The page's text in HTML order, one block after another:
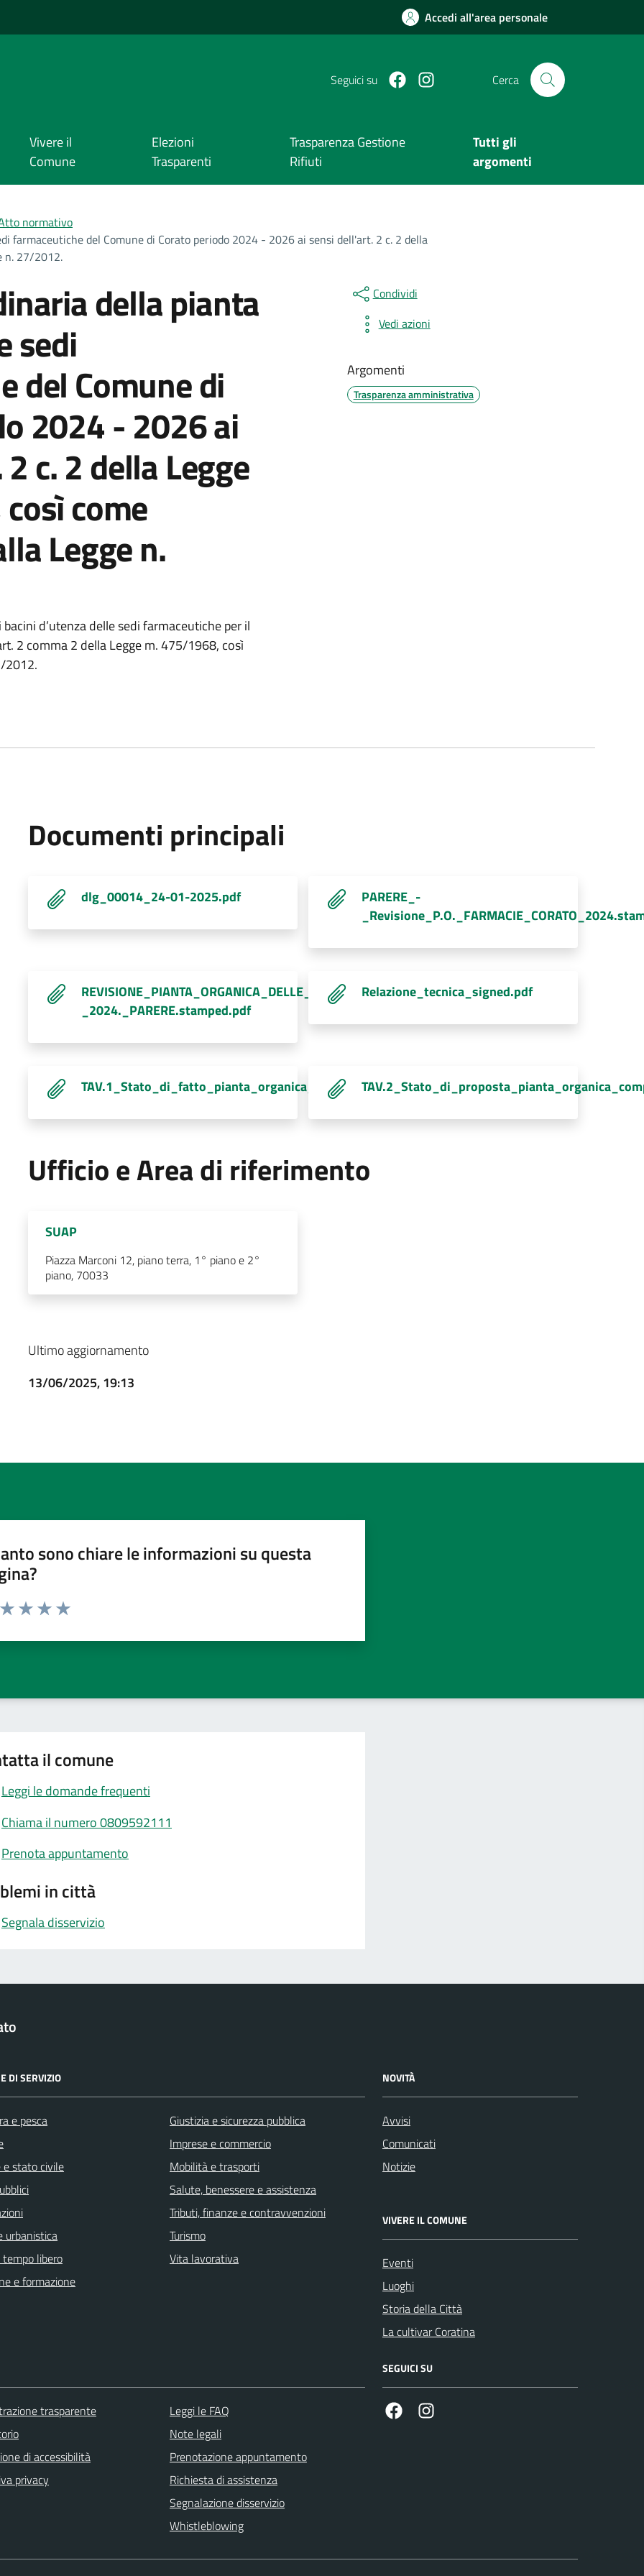
Accedi all'area personale
Seguici su FacebookInstagram Cerca
Vivere il
Comune
Elezioni
Trasparenti
Trasparenza Gestione
Rifiuti
Tutti gli
argomenti
normativo
farmaceutiche del Comune di Corato periodo 2024 - 2026 ai sensi dell'art. 2 c. 2 della
n. 27/2012.
della pianta
sedi
del Comune di
2024 - 2026 ai
c. 2 della Legge
come
Legge n.
d’utenza delle sedi farmaceutiche per il
2 comma 2 della Legge m. 475/1968, così
2012.
Condividi
Vedi azioni
Argomenti
Trasparenza amministrativa
Documenti principali
dlg_00014_24-01-2025.pdf
PARERE_-
REVISIONE_PIANTA_ORGANICA_DELLE_FARMACIE_DI_CORATO_-
_2024._PARERE.stamped.pdf
Relazione_tecnica_signed.pdf
TAV.1_Stato_di_fatto_pianta_organica_compressed_signed.pdf
Ufficio e Area di riferimento
SUAP
Piazza Marconi 12, piano terra, 1° piano e 2°
piano, 70033
Ultimo aggiornamento
13/06/2025, 19:13
sono chiare le informazioni su questa
da 1 a 5 stelle la pagina
il comune
Leggi le domande frequenti
Chiama il numero 0809592111
Prenota appuntamento
in città
Segnala disservizio
DI SERVIZIO
e pesca
e stato civile
urbanistica
libero
e formazione
Giustizia e sicurezza pubblica
Imprese e commercio
Mobilità e trasporti
Salute, benessere e assistenza
Tributi, finanze e contravvenzioni
Turismo
Vita lavorativa
NOVITÀ
Avvisi
Comunicati
Notizie
VIVERE IL COMUNE
Eventi
Luoghi
Storia della Città
La cultivar Coratina
trasparente
di accessibilità
privacy
Leggi le FAQ
Note legali
Prenotazione appuntamento
Richiesta di assistenza
Segnalazione disservizio
Whistleblowing
SEGUICI SU
Facebook